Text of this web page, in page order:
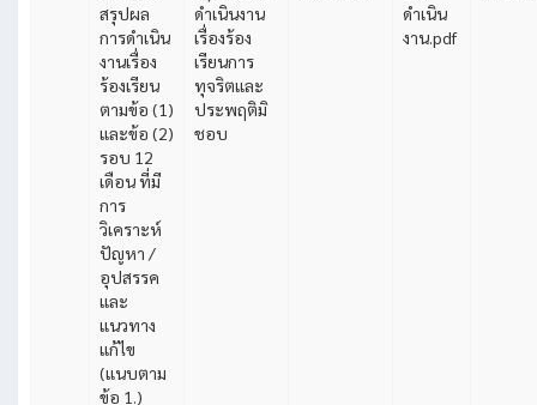
สรุปผล
การดำเนิน
งานเรื่อง
ร้องเรียน
ตามข้อ (1)
และข้อ (2)
รอบ 12
เดือน ที่มี
การ
วิเคราะห์
ปัญหา /
อุปสรรค
และ
แนวทาง
แก้ไข
(แนบตาม
ข้อ 1.)
ดำเนินงาน
เรื่องร้อง
เรียนการ
ทุจริตและ
ประพฤติมิ
ชอบ
ดำเนิน
งาน.pdf